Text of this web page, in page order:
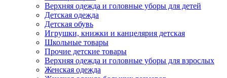
Верхняя одежда и головные уборы для детей
Детская одежда
Детская обувь
Игрушки, книжки и канцелярия детская
Школьные товары
Прочие детские товары
Верхняя одежда и головные уборы для взрослых
Женская одежда